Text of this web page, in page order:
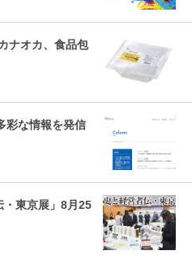
ナオカ、食品包
彩な情報を発信
・東京展」8月25